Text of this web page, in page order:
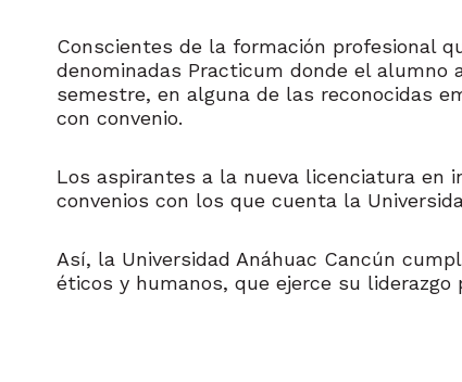
Conscientes de la formación profesional
denominadas Practicum donde el
semestre, en alguna de las reconocidas
con convenio.
Los aspirantes a la nueva licenciatura en
convenios con los que cuenta la
Así, la Universidad Anáhuac Cancún
éticos y humanos, que ejerce su